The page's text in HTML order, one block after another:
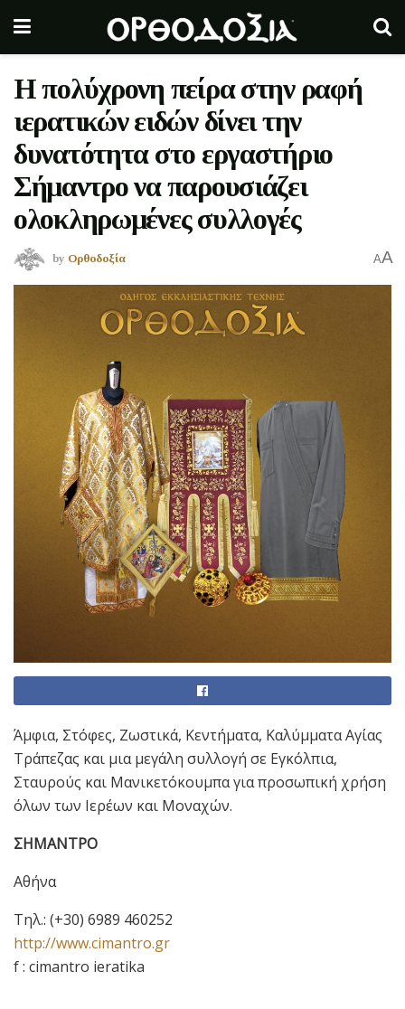
H πολύχρονη πείρα στην ραφή
ιερατικών ειδών δίνει την
δυνατότητα στο εργαστήριο
Σήμαντρο να παρουσιάζει
ολοκληρωμένες συλλογές
by Ορθοδοξία AA
Άμφια, Στόφες, Ζωστικά, Κεντήματα, Καλύμματα Αγίας
Τράπεζας και μια μεγάλη συλλογή σε Εγκόλπια,
Σταυρούς και Μανικετόκουμπα για προσωπική χρήση
όλων των Ιερέων και Μοναχών.
ΣΗΜΑΝΤΡΟ
Αθήνα
Τηλ.: (+30) 6989 460252
http://www.cimantro.gr
f : cimantro ieratika